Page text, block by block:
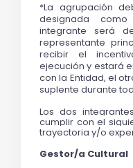
*La agrupación
designada
integrante será
representante
recibir el
ejecución y estará
con la Entidad, el
suplente durante
Los dos
cumplir con el
trayectoria y/o
Gestor/a Cultural